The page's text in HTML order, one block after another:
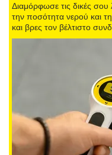
Διαμόρφωσε τις δικές σου
την ποσότητα νερού και
και βρες τον βέλτιστο